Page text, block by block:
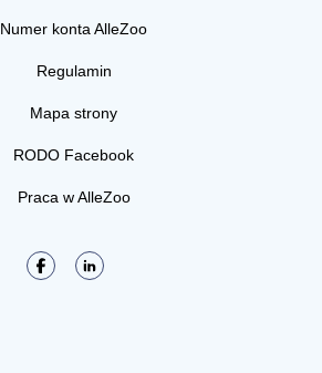
Numer konta AlleZoo
Regulamin
Mapa strony
RODO Facebook
Praca w AlleZoo